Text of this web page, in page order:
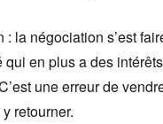
: la négociation s’est
qui en plus a des
une erreur de
retourner.